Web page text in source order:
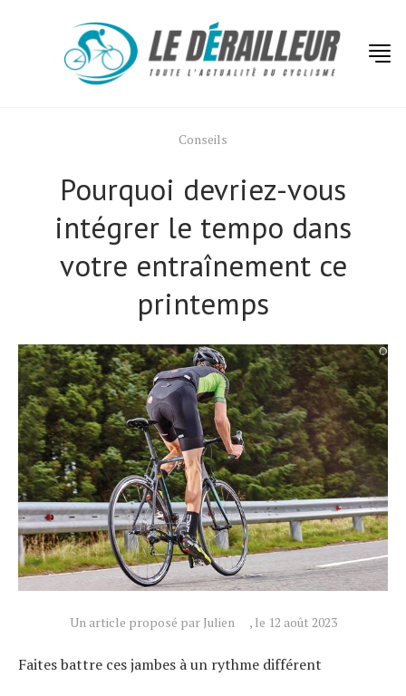
Conseils
Pourquoi devriez-vous
intégrer le tempo dans
votre entraînement ce
printemps
Un article proposé par Julien , le 12 août 2023
Faites battre ces jambes à un rythme différent